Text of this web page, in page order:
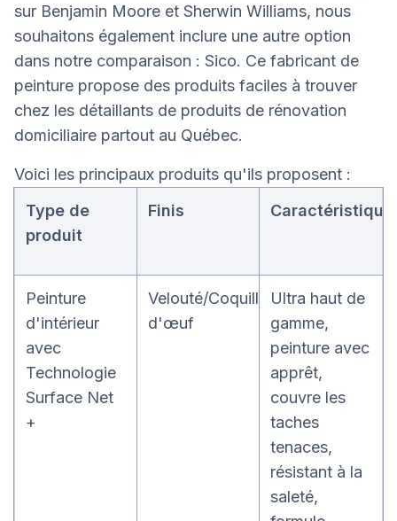
sur Benjamin Moore et Sherwin Williams, nous
souhaitons également inclure une autre option
dans notre comparaison : Sico. Ce fabricant de
peinture propose des produits faciles à trouver
chez les détaillants de produits de rénovation
domiciliaire partout au Québec.
Voici les principaux produits qu'ils proposent :
Type de
produit
Finis
Peinture
d'intérieur
avec
Technologie
Surface Net
+
Velouté/Coquille
d'œuf
Ultra haut de
gamme,
peinture avec
apprêt,
couvre les
taches
tenaces,
résistant à la
saleté,